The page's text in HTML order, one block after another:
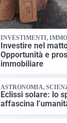
INVESTIMENTI,
Investire nel
Opportunità e
immobiliare
ASTRONOMIA,
Eclissi solare: lo
affascina